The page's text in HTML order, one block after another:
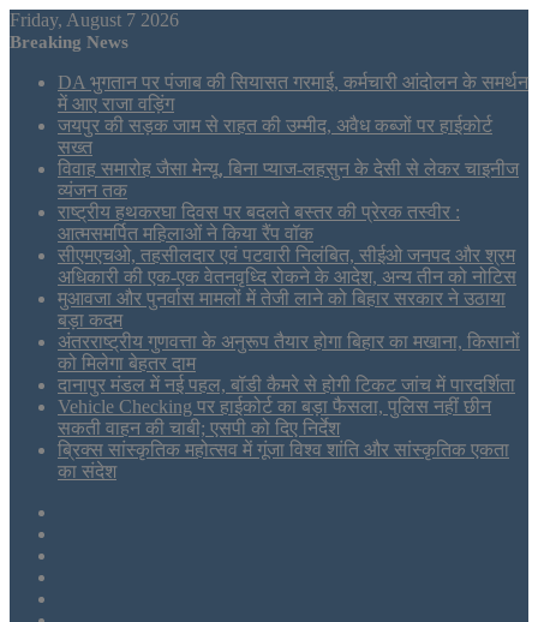
Friday, August 7 2026
Breaking News
DA भुगतान पर पंजाब की सियासत गरमाई, कर्मचारी आंदोलन के समर्थन
में आए राजा वड़िंग
जयपुर की सड़क जाम से राहत की उम्मीद, अवैध कब्जों पर हाईकोर्ट
सख्त
विवाह समारोह जैसा मेन्यू, बिना प्याज-लहसुन के देसी से लेकर चाइनीज
व्यंजन तक
राष्ट्रीय हथकरघा दिवस पर बदलते बस्तर की प्रेरक तस्वीर :
आत्मसमर्पित महिलाओं ने किया रैंप वॉक
सीएमएचओ, तहसीलदार एवं पटवारी निलंबित, सीईओ जनपद और श्रम
अधिकारी की एक-एक वेतनवृध्दि रोकने के आदेश, अन्य तीन को नोटिस
मुआवजा और पुनर्वास मामलों में तेजी लाने को बिहार सरकार ने उठाया
बड़ा कदम
अंतरराष्ट्रीय गुणवत्ता के अनुरूप तैयार होगा बिहार का मखाना, किसानों
को मिलेगा बेहतर दाम
दानापुर मंडल में नई पहल, बॉडी कैमरे से होगी टिकट जांच में पारदर्शिता
Vehicle Checking पर हाईकोर्ट का बड़ा फैसला, पुलिस नहीं छीन
सकती वाहन की चाबी; एसपी को दिए निर्देश
ब्रिक्स सांस्कृतिक महोत्सव में गूंजा विश्व शांति और सांस्कृतिक एकता
का संदेश